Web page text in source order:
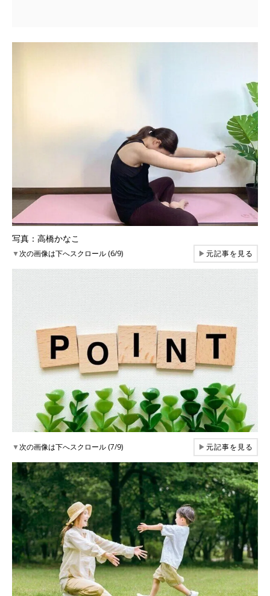
写真：高橋かなこ
▼次の画像は下へスクロール (6/9) ▶元記事を見る
▼次の画像は下へスクロール (7/9) ▶元記事を見る